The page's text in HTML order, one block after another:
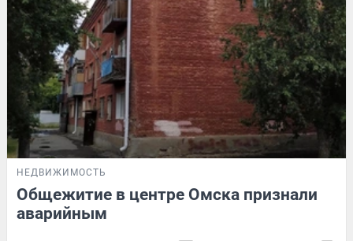
НЕДВИЖИМОСТЬ
Общежитие в центре Омска признали
аварийным